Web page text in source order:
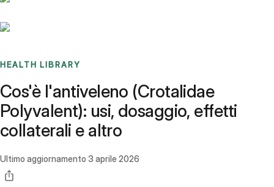
HEALTH LIBRARY
Cos'è l'antiveleno (Crotalidae
Polyvalent): usi, dosaggio, effetti
collaterali e altro
Ultimo aggiornamento 3 aprile 2026